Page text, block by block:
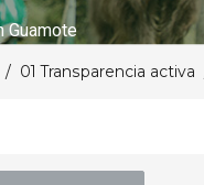
Guamote
01 Transparencia activa